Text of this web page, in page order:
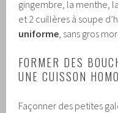
gingembre, la menthe,
et 2 cuillères à soupe
uniforme, sans gros
FORMER DES
UNE CUISSON
Façonner des petites